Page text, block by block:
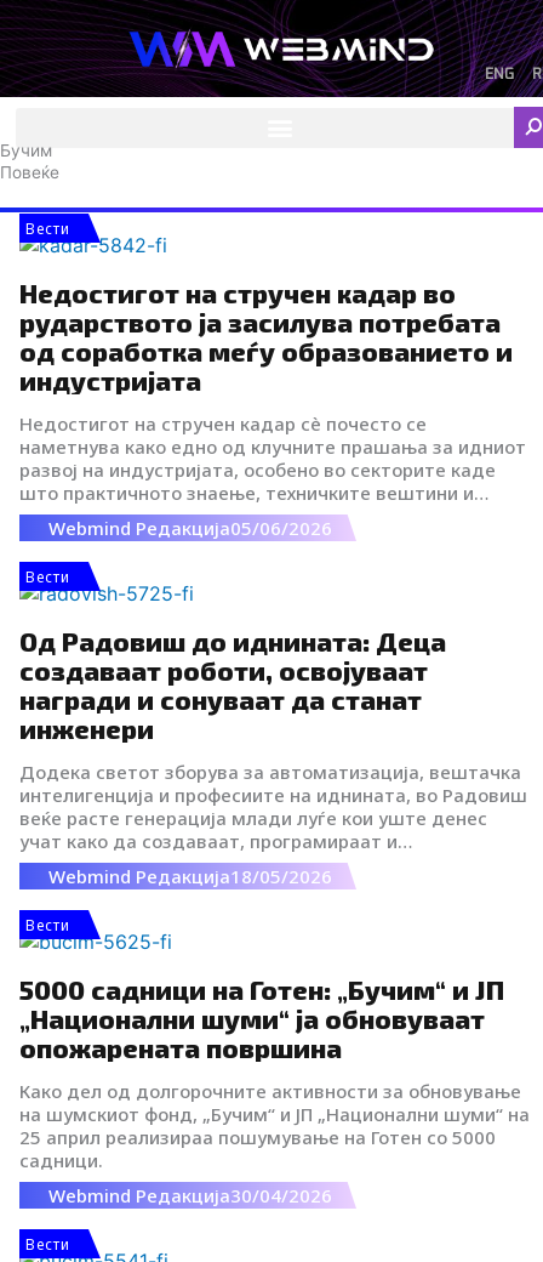
Skip
to
content
ENG
b
a
m
u
t
t
i
k
t
i
c
o
n
e
Бучим
Повеќе
Вести
Недостигот на стручен кадар во
рударството ја засилува потребата
од соработка меѓу образованието и
индустријата
Недостигот на стручен кадар сè почесто се
наметнува како едно од клучните прашања за идниот
развој на индустријата, особено во секторите каде
што практичното знаење, техничките вештини и
директното искуство се незаменлив дел од
професионалната подготовка.
Webmind Редакција05/06/2026
Вести
Од Радовиш до иднината: Деца
создаваат роботи, освојуваат
награди и сонуваат да станат
инженери
Додека светот зборува за автоматизација, вештачка
интелигенција и професиите на иднината, во Радовиш
веќе расте генерација млади луѓе кои уште денес
учат како да создаваат, програмираат и
размислуваат како идни инженери.
Webmind Редакција18/05/2026
Вести
5000 садници на Готен: „Бучим“ и ЈП
„Национални шуми“ ја обновуваат
опожарената површина
Како дел од долгорочните активности за обновување
на шумскиот фонд, „Бучим“ и ЈП „Национални шуми“ на
25 април реализираа пошумување на Готен со 5000
садници.
Webmind Редакција30/04/2026
Вести